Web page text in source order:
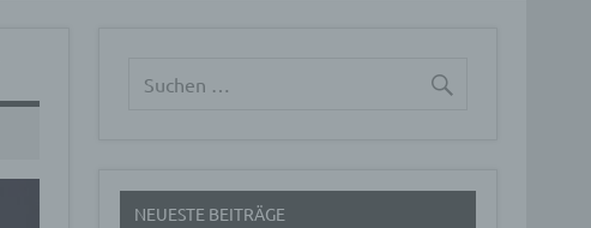
NEUESTE BEITRÄGE